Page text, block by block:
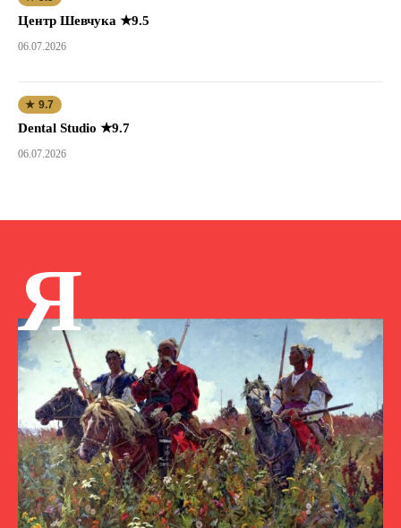
Центр Шевчука ★9.5
06.07.2026
★ 9.7
Dental Studio ★9.7
06.07.2026
Я